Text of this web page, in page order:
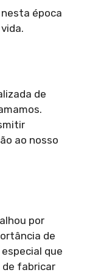
época
de
ao nosso
por
de
que
de fabricar